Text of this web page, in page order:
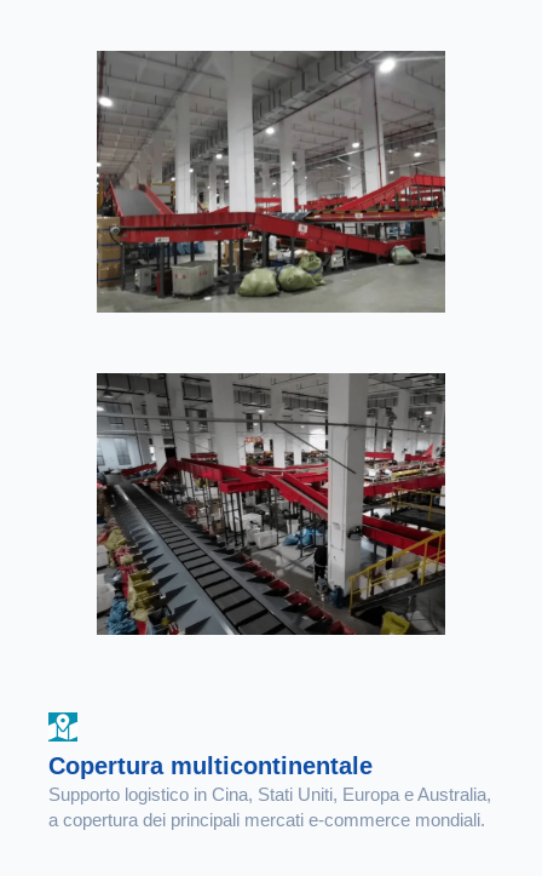
Copertura multicontinentale
Supporto logistico in Cina, Stati Uniti, Europa e Australia,
a copertura dei principali mercati e-commerce mondiali.